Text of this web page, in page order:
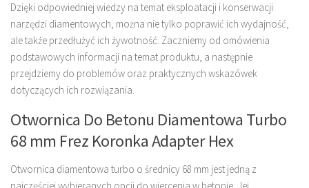
Dzięki odpowiedniej wiedzy na temat eksploatacji i konserwacji
narzędzi diamentowych, można nie tylko poprawić ich wydajność,
ale także przedłużyć ich żywotność. Zaczniemy od omówienia
podstawowych informacji na temat produktu, a następnie
przejdziemy do problemów oraz praktycznych wskazówek
dotyczących ich rozwiązania.
Otwornica Do Betonu Diamentowa Turbo
68 mm Frez Koronka Adapter Hex
Otwornica diamentowa turbo o średnicy 68 mm jest jedną z